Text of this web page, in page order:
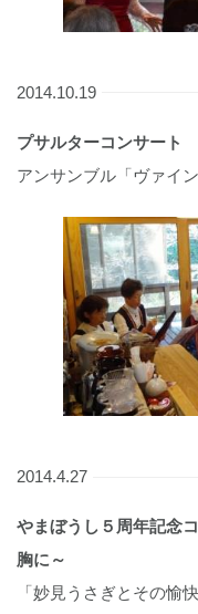
2014.10.19
プサルターコンサート
アンサンブル「ヴァイン
2014.4.27
やまぼうし５周年記念
胸に～
「妙見うさぎとその愉